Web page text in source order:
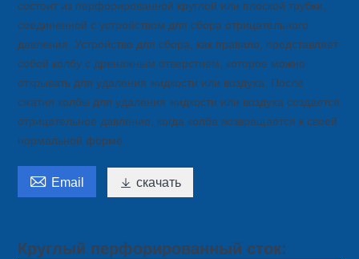
состоит из перфорированной круглой или плоской трубки,
соединенной с устройством для сбора отрицательного
давления. Устройство для сбора, как правило, представляет
собой колбу с дренажным отверстием, которое можно
открывать для удаления жидкости или воздуха. После
сжатия колбы для удаления жидкости или воздуха создается
отрицательное давление, когда колба возвращается к своей
нормальной форме.
 Email  скачать
Круглый перфорированный сток: